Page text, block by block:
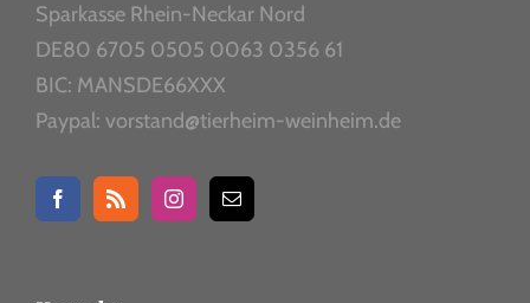
Sparkasse Rhein-Neckar Nord
DE80 6705 0505 0063 0356 61
BIC: MANSDE66XXX
Paypal: vorstand@tierheim-weinheim.de